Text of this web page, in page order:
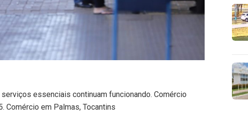
essenciais continuam funcionando. Comércio
Comércio em Palmas, Tocantins